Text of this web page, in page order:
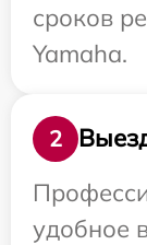
сроков
Yamaha.
2
удобное